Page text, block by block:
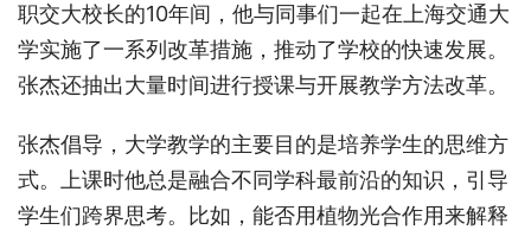
职交大校长的10年间，他与同事们一起在上海交通大
学实施了一系列改革措施，推动了学校的快速发展。
张杰还抽出大量时间进行授课与开展教学方法改革。
张杰倡导，大学教学的主要目的是培养学生的思维方
式。上课时他总是融合不同学科最前沿的知识，引导
学生们跨界思考。比如，能否用植物光合作用来解释